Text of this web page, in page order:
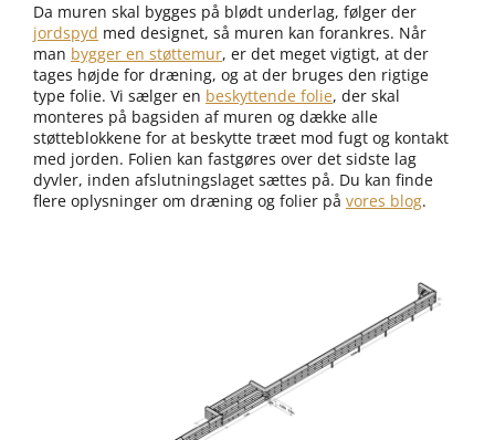
Da muren skal bygges på blødt underlag, følger der
jordspyd med designet, så muren kan forankres. Når
man bygger en støttemur, er det meget vigtigt, at der
tages højde for dræning, og at der bruges den rigtige
type folie. Vi sælger en beskyttende folie, der skal
monteres på bagsiden af muren og dække alle
støtteblokkene for at beskytte træet mod fugt og kontakt
med jorden. Folien kan fastgøres over det sidste lag
dyvler, inden afslutningslaget sættes på. Du kan finde
flere oplysninger om dræning og folier på vores blog.